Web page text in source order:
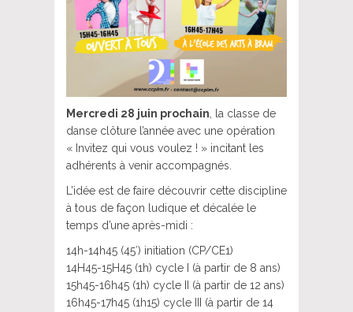
Mercredi 28 juin prochain , la classe de
danse clôture l’année avec une opération
« Invitez qui vous voulez ! » incitant les
adhérents à venir accompagnés.
L’idée est de faire découvrir cette discipline
à tous de façon ludique et décalée le
temps d’une après-midi :
14h-14h45 (45′) initiation (CP/CE1)
14H45-15H45 (1h) cycle I (à partir de 8 ans)
15h45-16h45 (1h) cycle II (à partir de 12 ans)
16h45-17h45 (1h15) cycle III (à partir de 14